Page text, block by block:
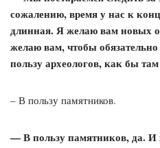
сожалению, время у нас к
длинная. Я желаю вам новых
желаю вам, чтобы
пользу археологов, как бы
– В пользу памятников.
— В пользу памятников, да. И